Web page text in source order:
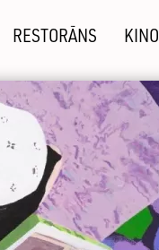
RESTORĀNS KINO